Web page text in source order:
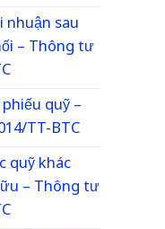
nhuận sau
– Thông tư
quỹ –
TT-BTC
quỹ khác
– Thông tư